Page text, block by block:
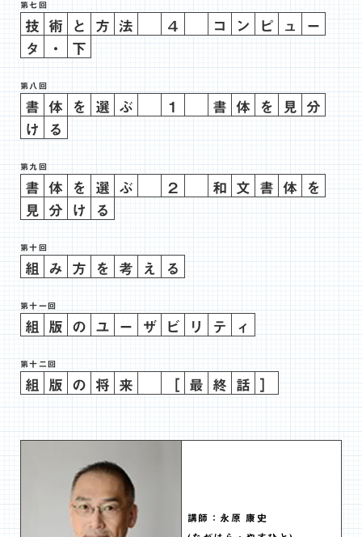
第七回
技 術 と 方 法 ４ コ ン ピ ュ
ー
タ
・ 下
第八回
書 体 を 選 ぶ １ 書 体 を 見
分
け
る
第九回
書 体 を 選 ぶ ２ 和 文 書 体
を
見
分 け る
第十回
組 み 方 を 考 え る
第十一回
組 版 の ユ ー ザ ビ リ テ ィ
第十二回
組 版 の 将 来 最 終 話 ］
講師：永原 康史